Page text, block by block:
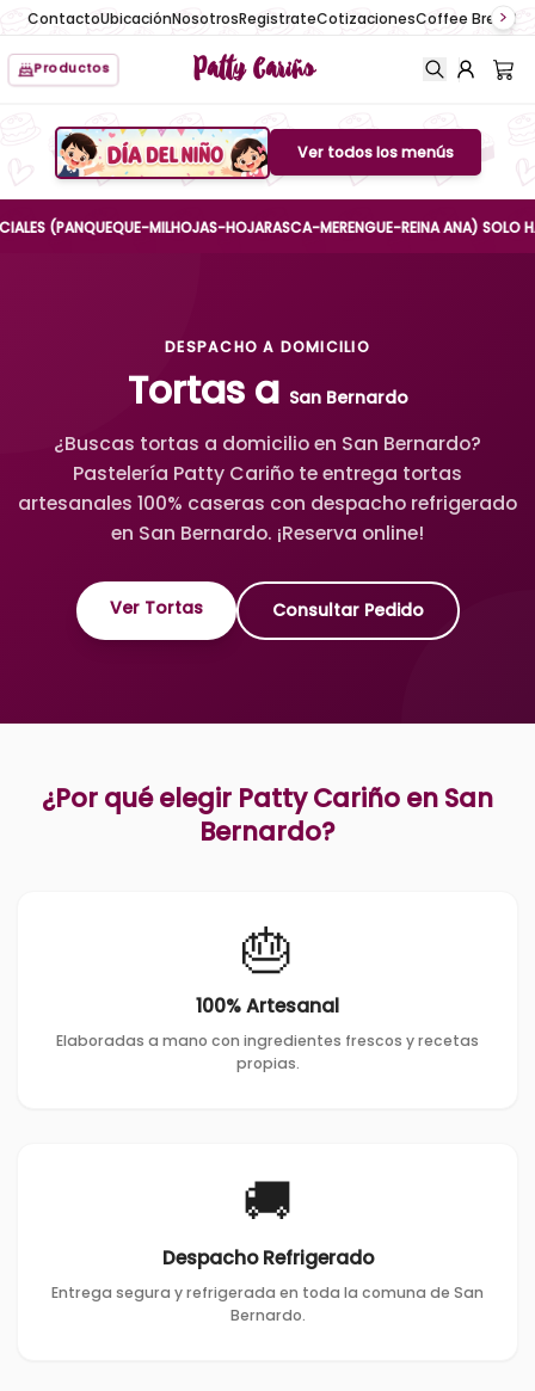
ContactoUbicaciónNosotrosRegistrateCotizacionesCoffee Break
Productos Patty Cariño
Boton de menu
Ver todos los menús
(PANQUEQUE-MILHOJAS-HOJARASCA-MERENGUE-REINA ANA) SOLO HASTA
DESPACHO A DOMICILIO
Tortas a San Bernardo
¿Buscas tortas a domicilio en San Bernardo?
Pastelería Patty Cariño te entrega tortas
artesanales 100% caseras con despacho refrigerado
en San Bernardo. ¡Reserva online!
Ver Tortas Consultar Pedido
¿Por qué elegir Patty Cariño en San
Bernardo?
🎂
100% Artesanal
Elaboradas a mano con ingredientes frescos y recetas
propias.
🚚
Despacho Refrigerado
Entrega segura y refrigerada en toda la comuna de San
Bernardo.